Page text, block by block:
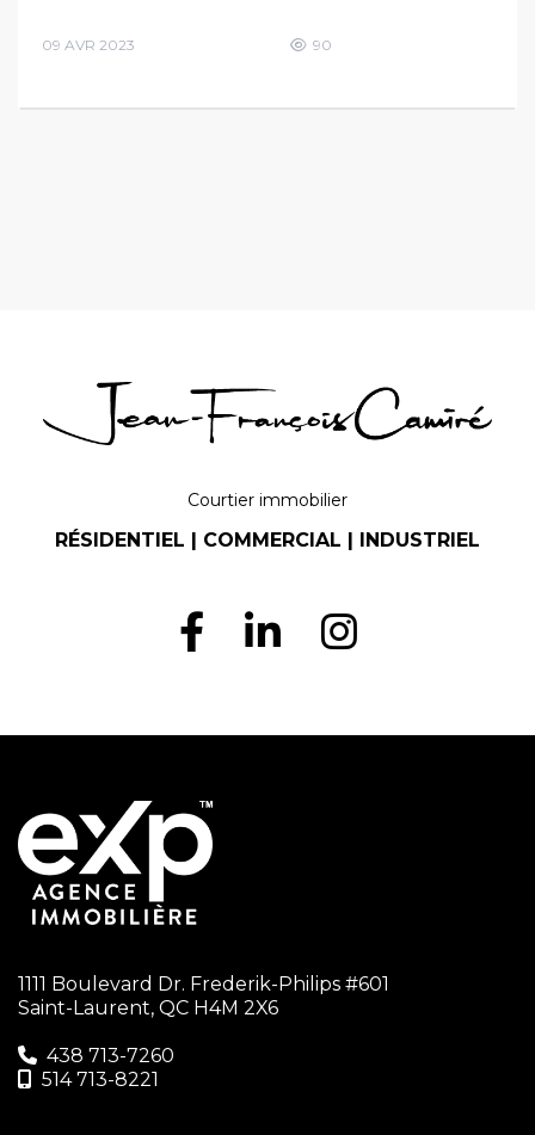
09 AVR 2023 90
Courtier immobilier
RÉSIDENTIEL | COMMERCIAL | INDUSTRIEL
1111 Boulevard Dr. Frederik-Philips #601
Saint-Laurent, QC H4M 2X6
438 713-7260‬
514 713-8221